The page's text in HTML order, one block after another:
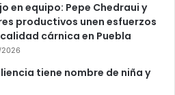
en equipo: Pepe Chedraui y
productivos unen esfuerzos
cárnica en Puebla
tiene nombre de niña y